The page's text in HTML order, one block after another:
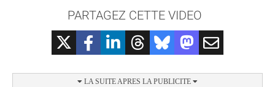
PARTAGEZ CETTE VIDEO